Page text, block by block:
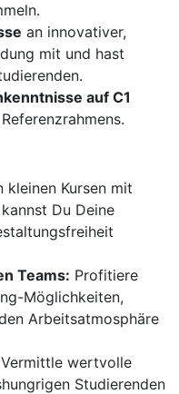
an innovativer,
mit und hast
auf C1
kleinen Kursen mit
Du Deine
Teams: Profitiere
Möglichkeiten,
Arbeitsatmosphäre
wertvolle
Studierenden